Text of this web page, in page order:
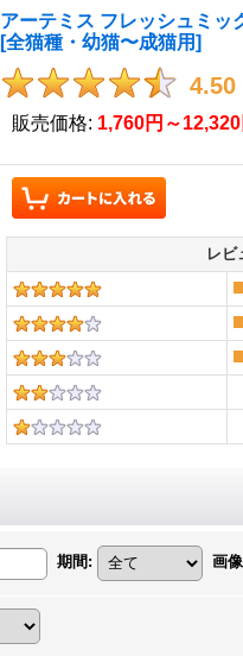
アーテミス フレッシュミッ
[全猫種・幼猫〜成猫用]
4.50
販売価格: 1,760円～
レビ
期間 : 画像